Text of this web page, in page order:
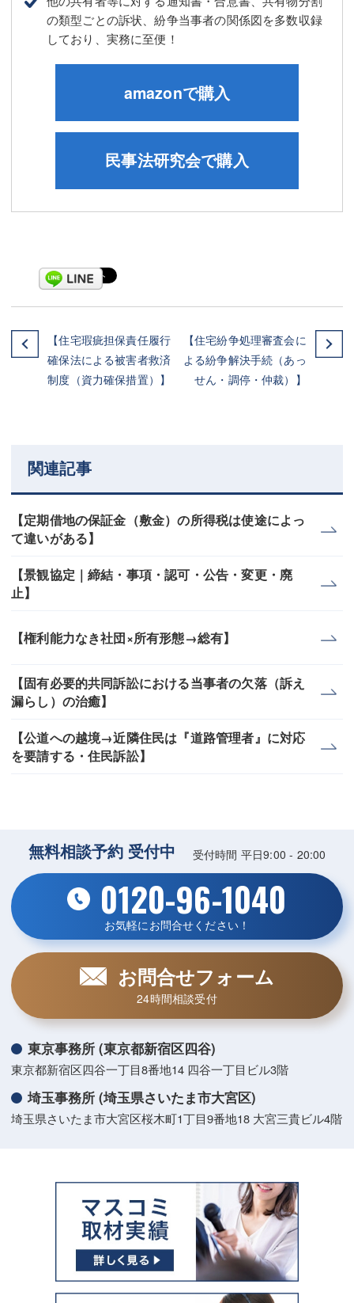
の類型ごとの訴状、紛争当事者の関係図を多数収録
しており、実務に至便！
民事法研究会で購入
amazonで購入
【住宅瑕疵担保責任履行
確保法による被害者救済
制度（資力確保措置）】
【住宅紛争処理審査会に
よる紛争解決手続（あっ
せん・調停・仲裁）】
関連記事
【定期借地の保証金（敷金）の所得税は使途によっ
て違いがある】
【景観協定｜締結・事項・認可・公告・変更・廃
止】
【権利能力なき社団×所有形態→総有】
【固有必要的共同訴訟における当事者の欠落（訴え
漏らし）の治癒】
【公道への越境→近隣住民は『道路管理者』に対応
を要請する・住民訴訟】
無料相談予約 受付中 受付時間 平日9:00 - 20:00
0120-96-1040
お気軽にお問合せください！
お問合せフォーム
24時間相談受付
東京事務所 (東京都新宿区四谷)
東京都新宿区四谷一丁目8番地14 四谷一丁目ビル3階
埼玉事務所 (埼玉県さいたま市大宮区)
埼玉県さいたま市大宮区桜木町1丁目9番地18 大宮三貴ビル4階